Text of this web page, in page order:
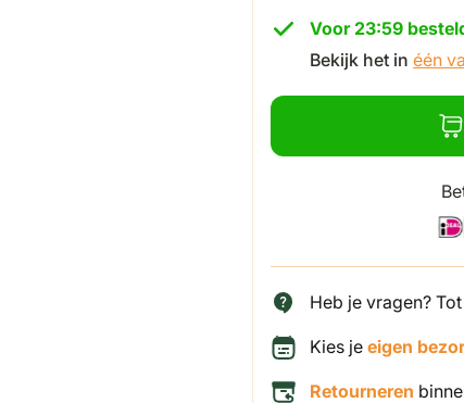
Voor 23:59
Bekijk het in één
Heb je vragen?
Kies je eigen
Retourneren